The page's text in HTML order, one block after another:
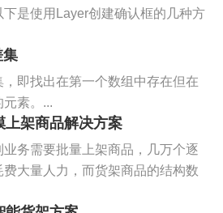
是使用Layer创建确认框的几种方
集
即找出在第一个数组中存在但在
素。...
上架商品解决方案
务需要批量上架商品，几万个逐
大量人力，而货架商品的结构数